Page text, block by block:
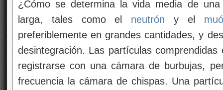
¿Cómo se determina la vida media de
larga, tales como el neutrón y el
preferiblemente en grandes cantidades, y
desintegración. Las partículas comprendidas
registrarse con una cámara de burbujas,
frecuencia la cámara de chispas. Una